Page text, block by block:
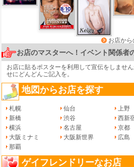
お店か
お店のマスターへ！イベント関係者
お店に貼るポスターを利用して宣伝をしません
せにどんどんご記入を。
地図からお店を探す
札幌 仙台 上野
新橋
渋谷 西新
横浜
名古屋 京都
大阪ミナミ
大阪新世界 広島
那覇
ゲイフレンドリーなお店